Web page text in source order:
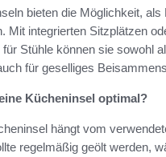
bieten die Möglichkeit, als
Mit integrierten Sitzplätzen
Stühle können sie sowohl
für geselliges
Kücheninsel optimal?
hängt vom
regelmäßig geölt werden,